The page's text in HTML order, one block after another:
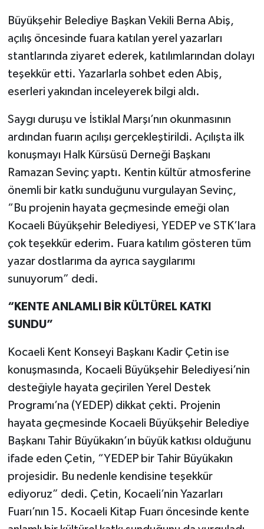
Büyükşehir Belediye Başkan Vekili Berna Abiş,
açılış öncesinde fuara katılan yerel yazarları
stantlarında ziyaret ederek, katılımlarından dolayı
teşekkür etti. Yazarlarla sohbet eden Abiş,
eserleri yakından inceleyerek bilgi aldı.
Saygı duruşu ve İstiklal Marşı’nın okunmasının
ardından fuarın açılışı gerçekleştirildi. Açılışta ilk
konuşmayı Halk Kürsüsü Derneği Başkanı
Ramazan Sevinç yaptı. Kentin kültür atmosferine
önemli bir katkı sunduğunu vurgulayan Sevinç,
“Bu projenin hayata geçmesinde emeği olan
Kocaeli Büyükşehir Belediyesi, YEDEP ve STK’lara
çok teşekkür ederim. Fuara katılım gösteren tüm
yazar dostlarıma da ayrıca saygılarımı
sunuyorum” dedi.
“KENTE ANLAMLI BİR KÜLTÜREL KATKI
SUNDU”
Kocaeli Kent Konseyi Başkanı Kadir Çetin ise
konuşmasında, Kocaeli Büyükşehir Belediyesi’nin
desteğiyle hayata geçirilen Yerel Destek
Programı’na (YEDEP) dikkat çekti. Projenin
hayata geçmesinde Kocaeli Büyükşehir Belediye
Başkanı Tahir Büyükakın’ın büyük katkısı olduğunu
ifade eden Çetin, “YEDEP bir Tahir Büyükakın
projesidir. Bu nedenle kendisine teşekkür
ediyoruz” dedi. Çetin, Kocaeli’nin Yazarları
Fuarı’nın 15. Kocaeli Kitap Fuarı öncesinde kente